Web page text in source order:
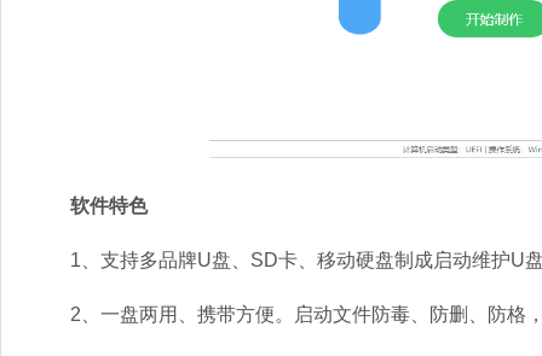
软件特色
1、支持多品牌U盘、SD卡、移动硬盘制成启动维护U
2、一盘两用、携带方便。启动文件防毒、防删、防格